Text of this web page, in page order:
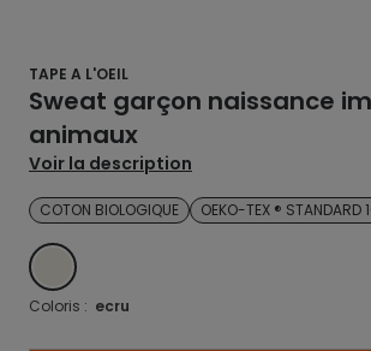
TAPE A L'OEIL
Sweat garçon naissance
animaux
Voir la description
COTON BIOLOGIQUE OEKO-TEX ® STANDARD
ECRU
Coloris : ecru